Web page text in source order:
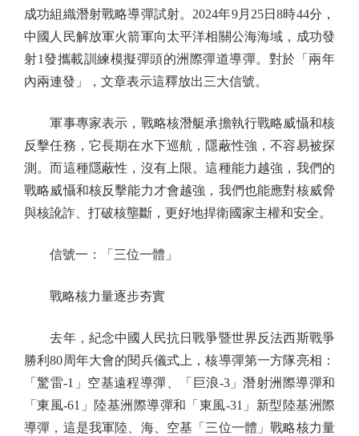
成功組織潛射戰略導彈試射。2024年9月25日8時44分，
中國人民解放軍火箭軍向太平洋相關公海海域，成功發
射1發攜載訓練模擬彈頭的洲際彈道導彈。對於「兩年
內兩連發」，文章表示這釋放出三大信號。
軍事專家表示，戰略核潛艇承擔執行戰略威懾和核
反擊任務，它長期在水下巡航，隱蔽性強，不容易被探
測。而這種隱蔽性，沒有上限。這種能力越強，我們的
戰略威懾和核反擊能力才會越強，我們也能應對核威脅
與核訛詐、打破核壟斷，更好地捍衛國家主權和安全。
信號一：「三位一體」
戰略核力量逐步夯實
去年，紀念中國人民抗日戰爭暨世界反法西斯戰爭
勝利80周年大會的閱兵儀式上，核導彈第一方隊亮相：
「驚雷-1」空基遠程導彈、「巨浪-3」潛射洲際導彈和
「東風-61」陸基洲際導彈和「東風-31」新型陸基洲際
導彈，這是我軍陸、海、空基「三位一體」戰略核力量